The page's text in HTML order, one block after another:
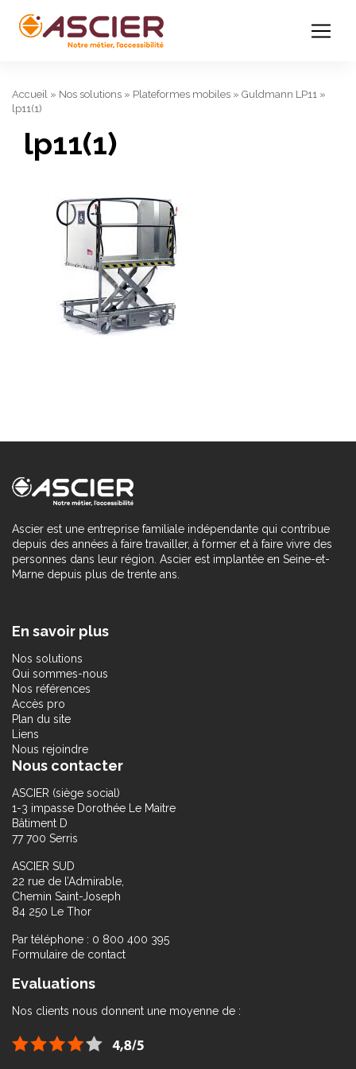
Accueil » Nos solutions » Plateformes mobiles » Guldmann LP11 »
lp11(1)
lp11(1)
Ascier est une entreprise familiale indépendante qui contribue
depuis des années à faire travailler, à former et à faire vivre des
personnes dans leur région. Ascier est implantée en Seine-et-
Marne depuis plus de trente ans.
En savoir plus
Nos solutions
Qui sommes-nous
Nos références
Accès pro
Plan du site
Liens
Nous rejoindre
Nous contacter
ASCIER (siège social)
1-3 impasse Dorothée Le Maitre
Bâtiment D
77 700 Serris
ASCIER SUD
22 rue de l’Admirable,
Chemin Saint-Joseph
84 250 Le Thor
Par téléphone : 0 800 400 395
Formulaire de contact
Evaluations
Nos clients nous donnent une moyenne de :